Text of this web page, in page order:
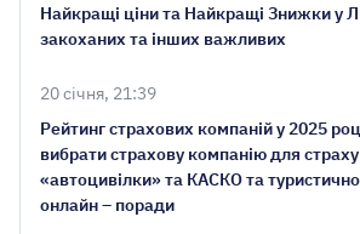
Найкращі ціни та Найкращі Знижки у
закоханих та інших важливих
20 січня, 21:39
Рейтинг страхових компаній у 2025
вибрати страхову компанію для
«автоцивілки» та КАСКО та
онлайн – поради